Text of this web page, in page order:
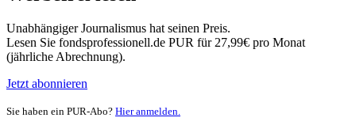
Unabhängiger Journalismus hat seinen Preis.
Lesen Sie fondsprofessionell.de PUR für 27,99€ pro Monat
(jährliche Abrechnung).
Jetzt abonnieren
Sie haben ein PUR-Abo? Hier anmelden.